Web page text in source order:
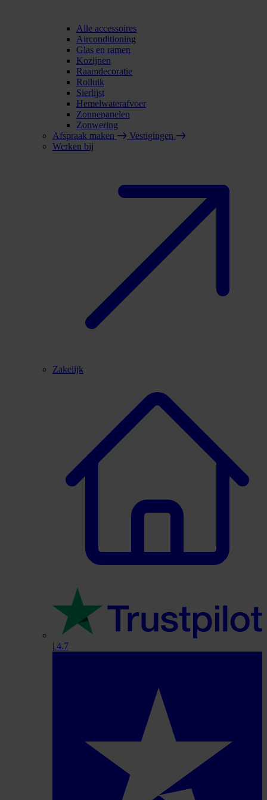
Alle accessoires
Airconditioning
Glas en ramen
Kozijnen
Raamdecoratie
Rolluik
Sierlijst
Hemelwaterafvoer
Zonnepanelen
Zonwering
Afspraak maken
Vestigingen
Werken bij
Zakelijk
| 4.7